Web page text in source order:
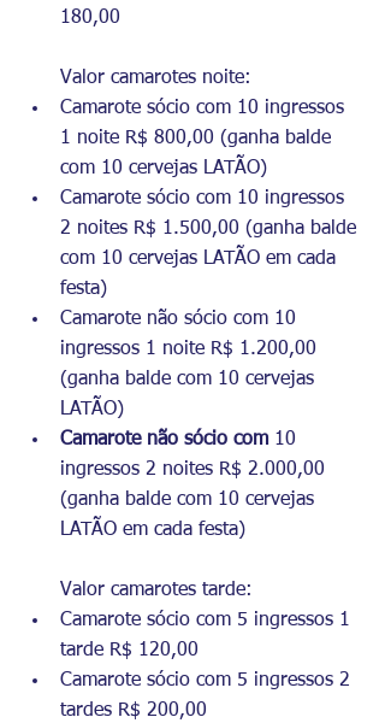
180,00
Valor camarotes noite:
Camarote sócio com 10 ingressos
1 noite R$ 800,00 (ganha balde
com 10 cervejas LATÃO)
Camarote sócio com 10 ingressos
2 noites R$ 1.500,00 (ganha balde
com 10 cervejas LATÃO em cada
festa)
Camarote não sócio com 10
ingressos 1 noite R$ 1.200,00
(ganha balde com 10 cervejas
LATÃO)
Camarote não sócio com 10
ingressos 2 noites R$ 2.000,00
(ganha balde com 10 cervejas
LATÃO em cada festa)
Valor camarotes tarde:
Camarote sócio com 5 ingressos 1
tarde R$ 120,00
Camarote sócio com 5 ingressos 2
tardes R$ 200,00